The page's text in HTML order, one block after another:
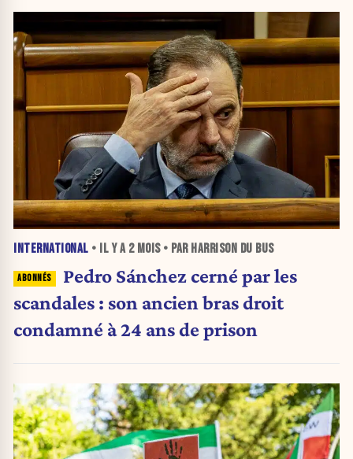
INTERNATIONAL • IL Y A 2 MOIS• PAR HARRISON DU BUS
Pedro Sánchez cerné par les
scandales : son ancien bras droit
condamné à 24 ans de prison